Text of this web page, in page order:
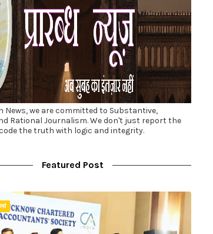
News, we are committed to Substantive,
Rational Journalism. We don't just report the
the truth with logic and integrity.
Featured Post